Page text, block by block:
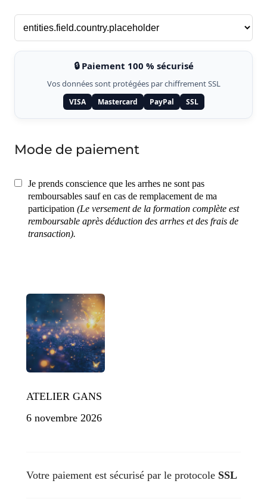
🔒 Paiement 100 % sécurisé
Vos données sont protégées par chiffrement SSL
VISA Mastercard PayPal SSL
Mode de paiement
Je prends conscience que les arrhes ne sont pas
remboursables sauf en cas de remplacement de ma
participation (Le versement de la formation complète est
remboursable après déduction des arrhes et des frais de
transaction).
ATELIER GANS
6 novembre 2026
Votre paiement est sécurisé par le protocole SSL